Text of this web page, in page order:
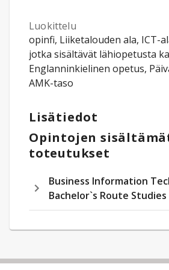
Luokittelu
opinfi, Liiketalouden ala, ICT-
jotka sisältävät lähiopetusta
Englanninkielinen opetus,
AMK-taso
Lisätiedot
Opintojen
toteutukset
Business Information
Bachelor`s Route Studies